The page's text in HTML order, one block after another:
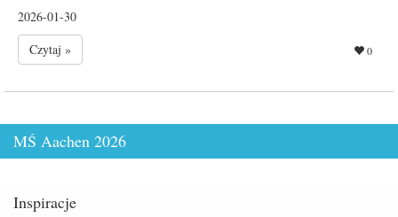
2026-01-30
Czytaj »
0
MŚ Aachen 2026
Inspiracje